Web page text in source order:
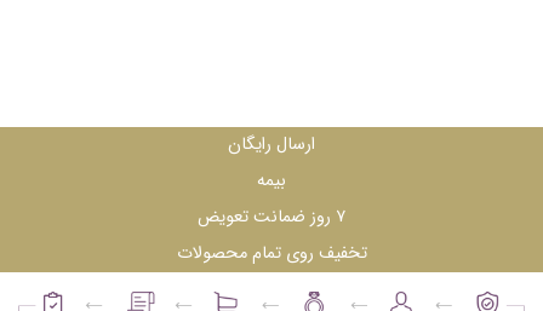
ارسال رایگان
بیمه
۷ روز ضمانت تعویض
تخفیف روی تمام محصولات